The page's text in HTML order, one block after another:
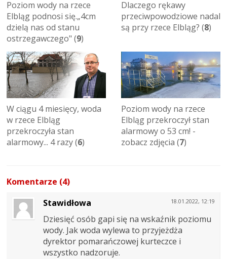
Poziom wody na rzece
Elbląg podnosi się.„4cm
dzielą nas od stanu
ostrzegawczego" (9)
Dlaczego rękawy
przeciwpowodziowe nadal
są przy rzece Elbląg? (8)
W ciągu 4 miesięcy, woda
w rzece Elbląg
przekroczyła stan
alarmowy... 4 razy (6)
Poziom wody na rzece
Elbląg przekroczył stan
alarmowy o 53 cm! -
zobacz zdjęcia (7)
Komentarze (4)
18.01.2022, 12:19
Stawidłowa
Dziesięć osób gapi się na wskaźnik poziomu
wody. Jak woda wylewa to przyjeżdża
dyrektor pomarańczowej kurteczce i
wszystko nadzoruje.